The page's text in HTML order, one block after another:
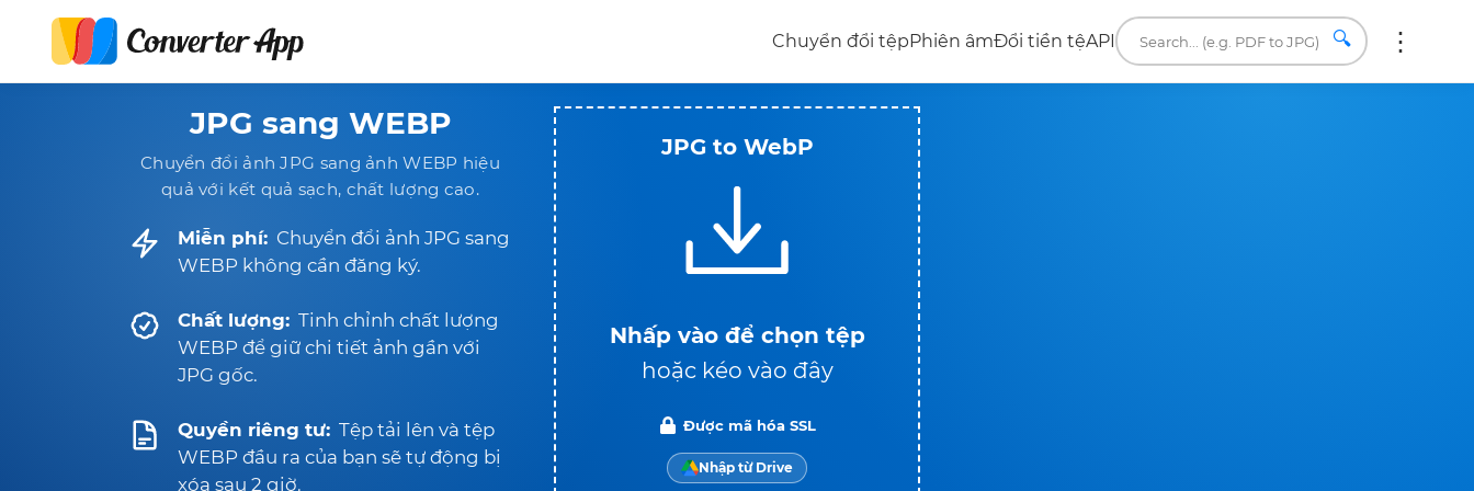
Chuyển đổi tệpPhiên âmĐổi tiền tệAPI 🔍
JPG sang WEBP
Chuyển đổi ảnh JPG sang ảnh WEBP hiệu
quả với kết quả sạch, chất lượng cao.
Miễn phí: Chuyển đổi ảnh JPG sang
WEBP không cần đăng ký.
Chất lượng: Tinh chỉnh chất lượng
WEBP để giữ chi tiết ảnh gần với
JPG gốc.
Quyền riêng tư: Tệp tải lên và tệp
WEBP đầu ra của bạn sẽ tự động bị
xóa sau 2 giờ.
JPG to WebP
Nhấp vào để chọn tệp
hoặc kéo vào đây
Được mã hóa SSL
Nhập từ Drive